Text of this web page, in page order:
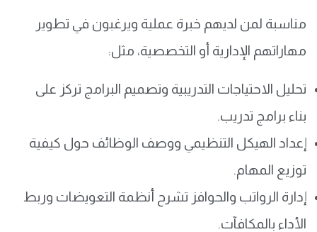
مناسبة لمن لديهم خبرة عملية ويرغبون في تطوير
مهاراتهم الإدارية أو التخصصية، مثل:
تحليل الاحتياجات التدريبية وتصميم البرامج تركز على
بناء برامج تدريب.
إعداد الهيكل التنظيمي ووصف الوظائف حول كيفية
توزيع المهام.
إدارة الرواتب والحوافز تشرح أنظمة التعويضات وربط
الأداء بالمكافآت.